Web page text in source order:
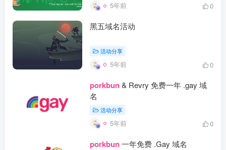
5年前 0
黑五域名活动
活动分享
5年前 0
porkbun& Revry 免费一年 .gay 域
名
活动分享
5年前 0
porkbun一年免费 .Gay 域名